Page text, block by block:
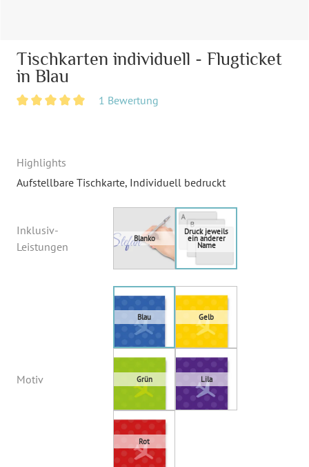
Tischkarten individuell - Flugticket
in Blau
1 Bewertung
Highlights
Aufstellbare Tischkarte, Individuell bedruckt
Inklusiv-
Leistungen
Motiv